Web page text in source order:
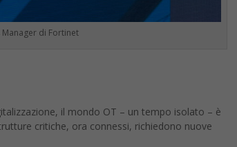
Manager di Fortinet
il mondo OT – un tempo isolato – è
critiche, ora connessi, richiedono nuove